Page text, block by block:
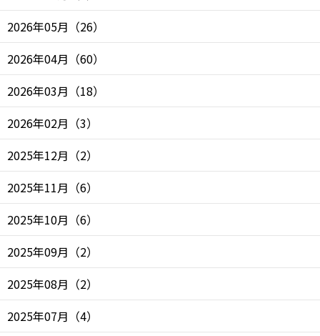
2026年05月 （26）
2026年04月 （60）
2026年03月 （18）
2026年02月 （3）
2025年12月 （2）
2025年11月 （6）
2025年10月 （6）
2025年09月 （2）
2025年08月 （2）
2025年07月 （4）